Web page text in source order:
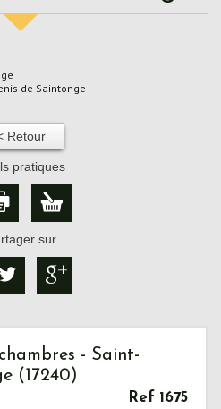
de Saintonge
Retour
pratiques
sur
- Saint-
(17240)
Ref 1675